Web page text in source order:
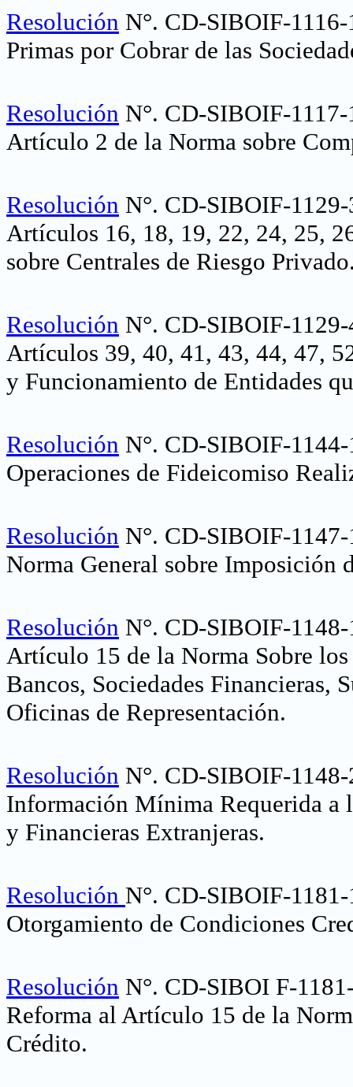
Resolución N°. CD-SIBOIF-
Primas por Cobrar de las
Resolución N°. CD-SIBOIF-
Artículo 2 de la Norma sobre
Resolución N°. CD-SIBOIF-
Artículos 16, 18, 19, 22, 24, 25,
sobre Centrales de Riesgo Privado
Resolución N°. CD-SIBOIF-
Artículos 39, 40, 41, 43, 44, 47,
y Funcionamiento de Entidades
Resolución N°. CD-SIBOIF-
Operaciones de Fideicomiso
Resolución N°. CD-SIBOIF-
Norma General sobre Imposición
Resolución N°. CD-SIBOIF-
Artículo 15 de la Norma Sobre
Bancos, Sociedades Financieras,
Oficinas de Representación.
Resolución N°. CD-SIBOIF-
Información Mínima Requerida a
y Financieras Extranjeras.
Resolución N°. CD-SIBOIF-
Otorgamiento de Condiciones
Resolución N°. CD-SIBOI F-
Reforma al Artículo 15 de la
Crédito.